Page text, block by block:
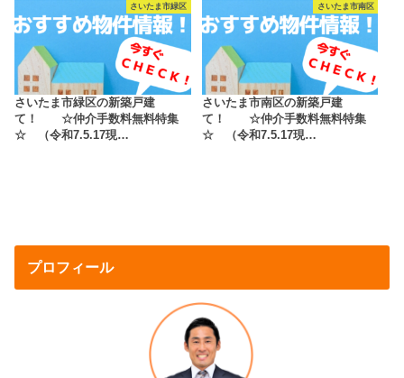
さいたま市緑区
さいたま市緑区の新築戸建
て！ ☆仲介手数料無料特集
☆ （令和7.5.17現…
さいたま市南区
さいたま市南区の新築戸建
て！ ☆仲介手数料無料特集
☆ （令和7.5.17現…
プロフィール